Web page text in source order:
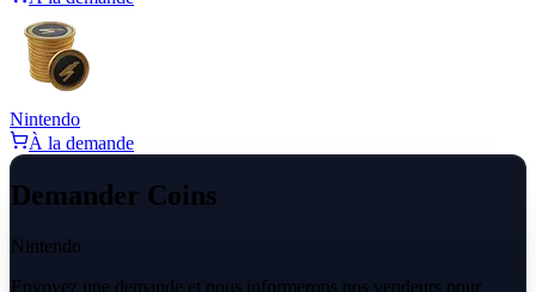
Nintendo
À la demande
Demander Coins
Nintendo
Envoyez une demande et nous informerons nos vendeurs pour